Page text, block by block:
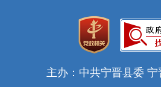
主办：中共宁晋县委